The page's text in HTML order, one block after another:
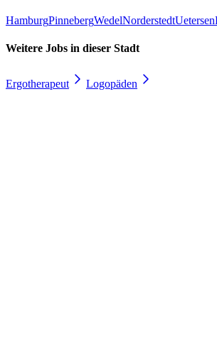
HamburgPinnebergWedelNorderstedtUetersen
Weitere Jobs in dieser Stadt
Ergotherapeut Logopäden